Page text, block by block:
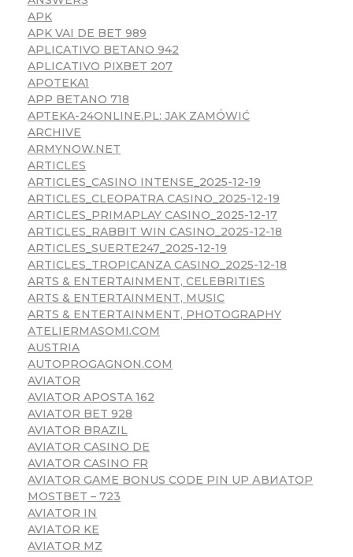
APK
APK VAI DE BET 989
APLICATIVO BETANO 942
APLICATIVO PIXBET 207
APOTEKA1
APP BETANO 718
APTEKA-24ONLINE.PL: JAK ZAMÓWIĆ
ARCHIVE
ARMYNOW.NET
ARTICLES
ARTICLES_CASINO INTENSE_2025-12-19
ARTICLES_CLEOPATRA CASINO_2025-12-19
ARTICLES_PRIMAPLAY CASINO_2025-12-17
ARTICLES_RABBIT WIN CASINO_2025-12-18
ARTICLES_SUERTE247_2025-12-19
ARTICLES_TROPICANZA CASINO_2025-12-18
ARTS & ENTERTAINMENT, CELEBRITIES
ARTS & ENTERTAINMENT, MUSIC
ARTS & ENTERTAINMENT, PHOTOGRAPHY
ATELIERMASOMI.COM
AUSTRIA
AUTOPROGAGNON.COM
AVIATOR
AVIATOR APOSTA 162
AVIATOR BET 928
AVIATOR BRAZIL
AVIATOR CASINO DE
AVIATOR CASINO FR
AVIATOR GAME BONUS CODE PIN UP АВИАТОР
MOSTBET – 723
AVIATOR IN
AVIATOR KE
AVIATOR MZ